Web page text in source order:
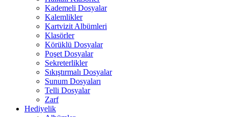
Kademeli Dosyalar
Kalemlikler
Kartvizit Albümleri
Klasörler
Körüklü Dosyalar
Poşet Dosyalar
Sekreterlikler
Sıkıştırmalı Dosyalar
Sunum Dosyaları
Telli Dosyalar
Zarf
Hediyelik